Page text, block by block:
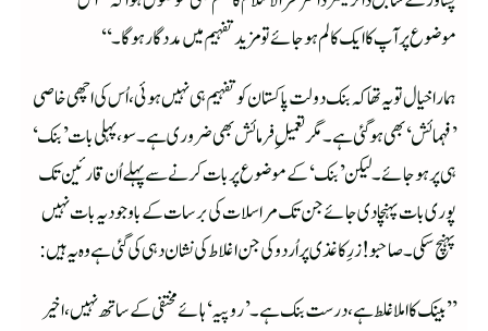
موضوع پر آپ کا ایک کالم ہوجائے تو مزید تفہیم میں مددگار ہوگا۔‘‘
ہمارا خیال تو یہ تھا کہ بنک دولت پاکستان کو تفہیم ہی نہیں ہوئی، اُس کی اچھی خاصی
’فہمائش‘ بھی ہوگئی ہے۔ مگر تعمیلِ فرمائش بھی ضروری ہے۔ سو، پہلی بات ’بنک‘
ہی پر ہوجائے۔ لیکن ’بنک‘ کے موضوع پر بات کرنے سے پہلے اُن قارئین تک
پوری بات پہنچا دی جائے جن تک مراسلات کی برسات کے باوجود یہ بات نہیں
پہنچ سکی۔ صاحبو! زرِکاغذی پر اُردو کی جن اغلاط کی نشان دہی کی گئی ہے وہ یہ ہیں:
’’بینک کا املا غلط ہے، درست بنک ہے۔ ’روپیہ‘ ہائے مختفی کے ساتھ نہیں، اخیر